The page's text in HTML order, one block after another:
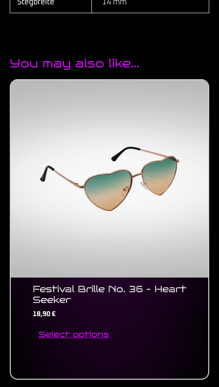
Stegbreite 14 mm
You may also like…
Festival Brille No. 36 – Heart
Seeker
18,90 €
Select options
The
options
may
be
chosen